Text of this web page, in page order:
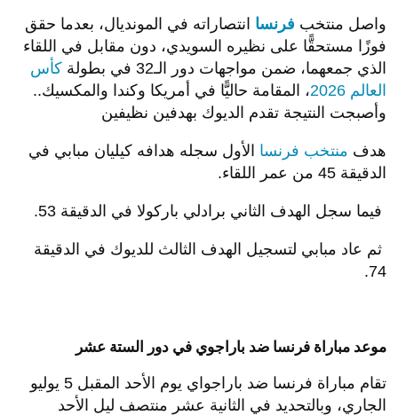
واصل منتخب فرنسا انتصاراته في المونديال، بعدما حقق
فوزًا مستحقًّا على نظيره السويدي، دون مقابل في اللقاء
الذي جمعهما، ضمن مواجهات دور الـ32 في بطولة
كأس
العالم 2026
، المقامة حاليًّا في أمريكا وكندا والمكسيك..
وأصبجت النتيجة تقدم الديوك بهدفين نظيفين
هدف منتخب فرنسا الأول سجله هدافه كيليان مبابي في
الدقيقة 45 من عمر اللقاء.
فيما سجل الهدف الثاني برادلي باركولا في الدقيقة 53.
ثم عاد مبابي لتسجيل الهدف الثالث للديوك في الدقيقة
74.
موعد مباراة فرنسا ضد باراجوي في دور الستة عشر
تقام مباراة فرنسا ضد باراجواي يوم الأحد المقبل 5 يوليو
الجاري، وبالتحديد في الثانية عشر منتصف ليل الأحد